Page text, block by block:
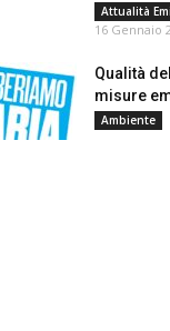
Attualità
16 Gennaio
Qualità
misure
Ambiente